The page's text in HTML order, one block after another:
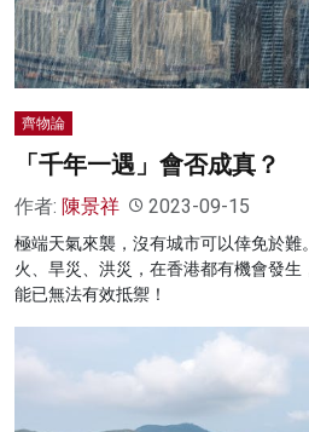
齊物論
「千年一遇」會否成真？
作者: 陳景祥 2023-09-15
極端天氣來襲，沒有城市可以倖免於
火、旱災、洪災，在香港都有機會發
能已無法有效抵禦！